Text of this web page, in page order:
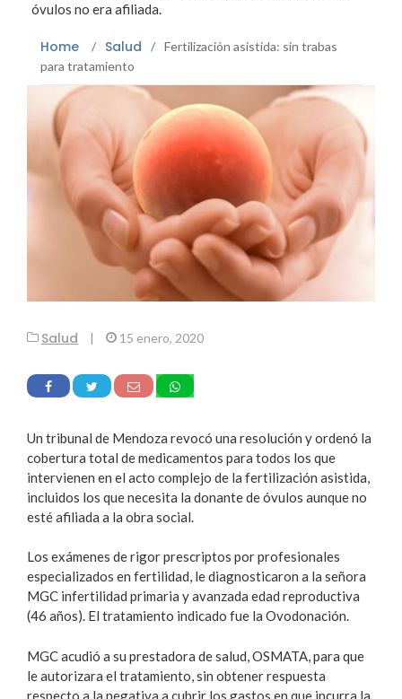
óvulos no era afiliada.
Home / Salud / Fertilización asistida: sin trabas
para tratamiento
Salud | 15 enero, 2020
Un tribunal de Mendoza revocó una resolución y ordenó la
cobertura total de medicamentos para todos los que
intervienen en el acto complejo de la fertilización asistida,
incluidos los que necesita la donante de óvulos aunque no
esté afiliada a la obra social.
Los exámenes de rigor prescriptos por profesionales
especializados en fertilidad, le diagnosticaron a la señora
MGC infertilidad primaria y avanzada edad reproductiva
(46 años). El tratamiento indicado fue la Ovodonación.
MGC acudió a su prestadora de salud, OSMATA, para que
le autorizara el tratamiento, sin obtener respuesta
respecto a la negativa a cubrir los gastos en que incurra la